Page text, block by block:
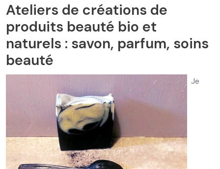
Ateliers de créations de
produits beauté bio et
naturels : savon, parfum, soins
beauté
Je